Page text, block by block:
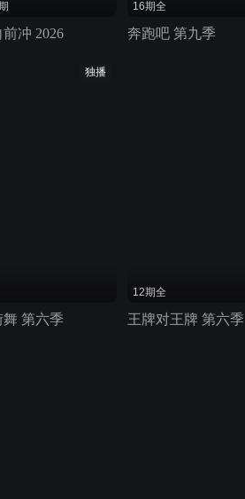
冲 2026
16期全
奔跑吧 第九季
独播
第六季
12期全
王牌对王牌 第六季